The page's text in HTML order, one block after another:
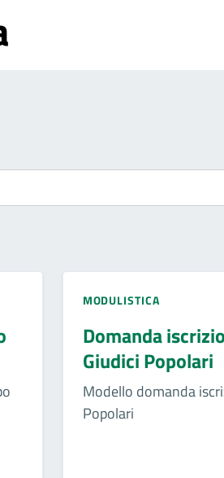
MODULISTICA
Domanda
Giudici Popolari
Modello domanda
Popolari